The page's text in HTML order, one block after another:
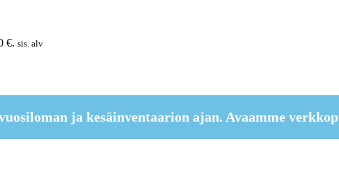
€. sis. alv
ja kesäinventaarion ajan. Avaamme